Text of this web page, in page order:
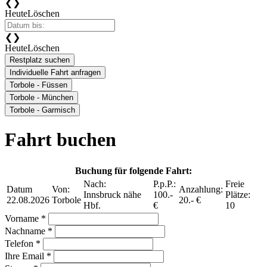
❮ ❯
HeuteLöschen
❮ ❯
HeuteLöschen
Restplatz suchen
Individuelle Fahrt anfragen
Torbole - Füssen
Torbole - München
Torbole - Garmisch
Fahrt buchen
Buchung für folgende Fahrt:
Datum
22.08.2026
Von:
Torbole
Nach:
Innsbruck nähe
Hbf.
P.p.P.:
100.-
€
Anzahlung:
20.- €
Freie
Plätze:
10
Vorname *
Nachname *
Telefon *
Ihre Email *